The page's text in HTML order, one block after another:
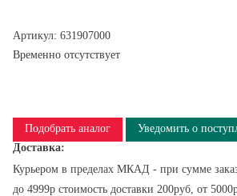
Артикул: 631907000
Временно отсутствует
Подобрать аналог
Уведомить о
Доставка:
Курьером в пределах МКАД - при сумме
до 4999р стоимость доставки 200руб, от